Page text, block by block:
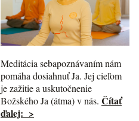
Meditácia sebapoznávaním nám
pomáha dosiahnuť Ja. Jej cieľom
je zažitie a uskutočnenie
Božského Ja (átma) v nás. Čítať
ďalej: >